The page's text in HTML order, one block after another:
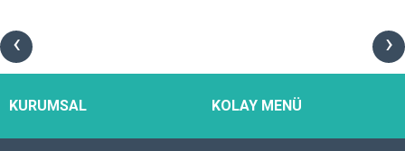
‹ ›
KURUMSAL KOLAY MENÜ